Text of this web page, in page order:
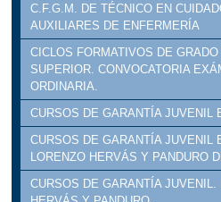
C.F.G.M. DE TÉCNICO EN
AUXILIARES DE ENFERMERÍA
CICLOS FORMATIVOS DE
SUPERIOR. CONVOCATORIA
ORDINARIA.
CURSOS DE GARANTÍA JUVENIL
CURSOS DE GARANTÍA JUVENIL
LORENZO HERVÁS Y PANDURO
CURSOS DE GARANTÍA JUVENIL.